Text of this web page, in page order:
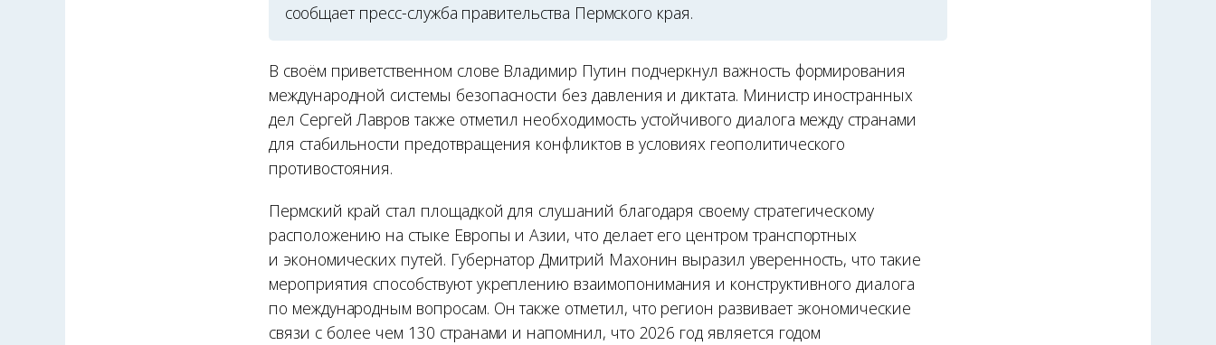
сообщает пресс-служба правительства Пермского края.
В своём приветственном слове Владимир Путин подчеркнул важность формирования
международной системы безопасности без давления и диктата. Министр иностранных
дел Сергей Лавров также отметил необходимость устойчивого диалога между странами
для стабильности предотвращения конфликтов в условиях геополитического
противостояния.
Пермский край стал площадкой для слушаний благодаря своему стратегическому
расположению на стыке Европы и Азии, что делает его центром транспортных
и экономических путей. Губернатор Дмитрий Махонин выразил уверенность, что такие
мероприятия способствуют укреплению взаимопонимания и конструктивного диалога
по международным вопросам. Он также отметил, что регион развивает экономические
связи с более чем 130 странами и напомнил, что 2026 год является годом